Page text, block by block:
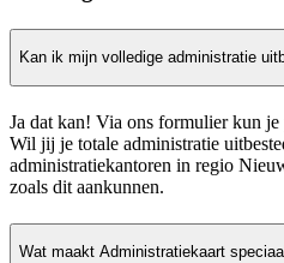
Kan ik mijn volledige administratie
Ja dat kan! Via ons formulier kun
Wil jij je totale administratie
administratiekantoren in regio
zoals dit aankunnen.
Wat maakt Administratiekaart